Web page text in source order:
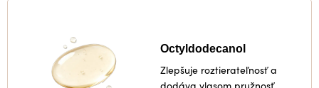
Octyldodecanol
Zlepšuje roztierateľnosť a